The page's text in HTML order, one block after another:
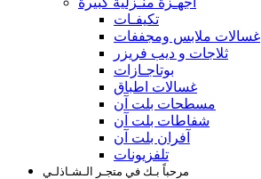
تكيفـات
غسالات ملابس ومجففات
ثلاجات و ديب فريزر
بوتاجـازات
غسالات اطباق
مسطحات بلت آن
شفاطات بلت آن
آفران بلت آن
تلفزيونات
مرحباً بـك في متجـر الـشـاذلـي